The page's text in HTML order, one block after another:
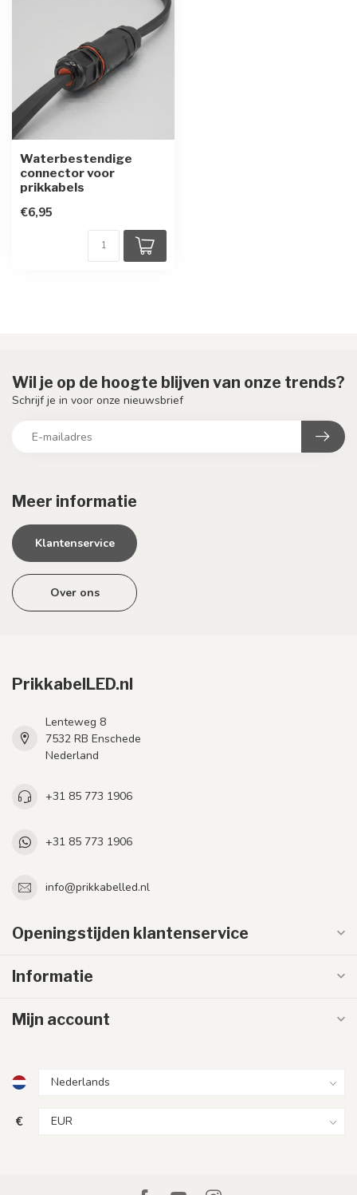
Waterbestendige
connector voor
prikkabels
€6,95
Meer informatie
Klantenservice
Over ons
Wil je op de hoogte blijven van onze trends?
Schrijf je in voor onze nieuwsbrief
PrikkabelLED.nl
Lenteweg 8
7532 RB Enschede
Nederland
+31 85 773 1906
+31 85 773 1906
info@prikkabelled.nl
Openingstijden klantenservice
Informatie
Mijn account
€